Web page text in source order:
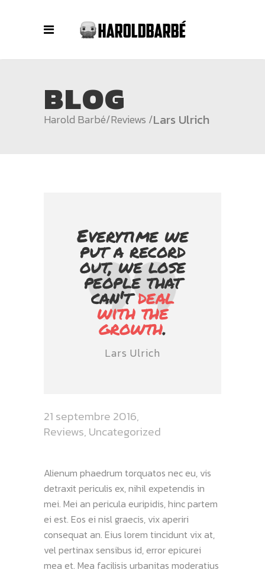
BLOG
Harold Barbé/Reviews /Lars Ulrich
Everytime we
put a record
out, we lose
people that
can'tdeal
with the
growth.
Lars Ulrich
21 septembre 2016
Reviews, Uncategorized
Alienum phaedrum torquatos nec eu, vis
detraxit periculis ex, nihil expetendis in
mei. Mei an pericula euripidis, hinc partem
ei est. Eos ei nisl graecis, vix aperiri
consequat an. Eius lorem tincidunt vix at,
vel pertinax sensibus id, error epicurei
mea et. Mea facilisis urbanitas moderatius